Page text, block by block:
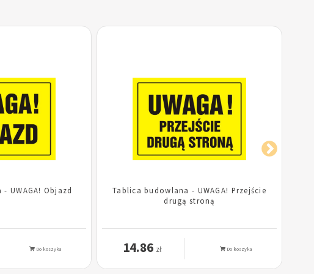
UWAGA! Objazd
Do koszyka
Tablica budowlana - UWAGA! Przejście
drugą stroną
14.86 zł Do koszyka